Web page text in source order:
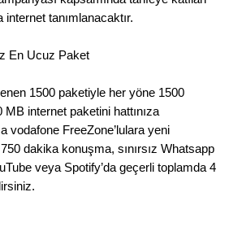
internet tanımlanacaktır.
En Ucuz Paket
1500 paketiyle her yöne 1500
internet paketini hattınıza
vodafone FreeZone’lulara yeni
dakika konuşma, sınırsız Whatsapp
veya Spotify’da geçerli toplamda 4